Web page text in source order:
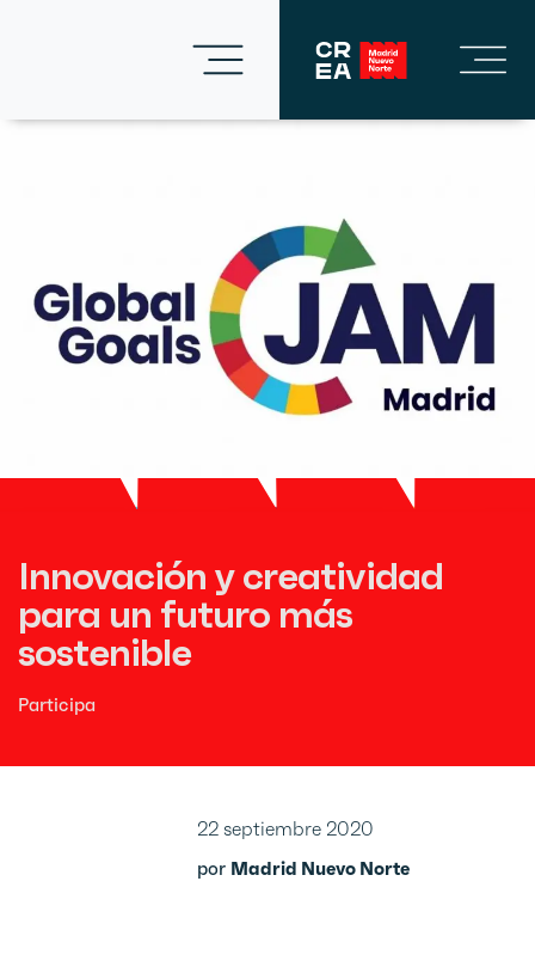
Innovación y creatividad
para un futuro más
sostenible
Participa
22 septiembre 2020
por Madrid Nuevo Norte